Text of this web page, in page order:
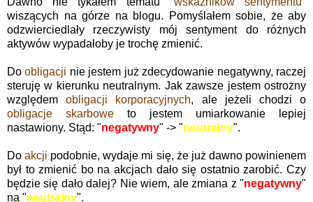
wiszących na górze na blogu. Pomyślałem sobie, że aby
odzwierciedlały rzeczywisty mój sentyment do różnych
aktywów wypadałoby je trochę zmienić.
Doobligacji nie jestem już zdecydowanie negatywny, raczej
steruję w kierunku neutralnym. Jak zawsze jestem ostrożny
względemobligacji korporacyjnych, ale jeżeli chodzi o
obligacje skarbowe to jestem umiarkowanie lepiej
nastawiony. Stąd: "negatywny" -> "neutralny".
Doakcji podobnie, wydaje mi się, że już dawno powinienem
był to zmienić bo na akcjach dało się ostatnio zarobić. Czy
będzie się dało dalej? Nie wiem, ale zmiana z "negatywny"
na "neutralny".